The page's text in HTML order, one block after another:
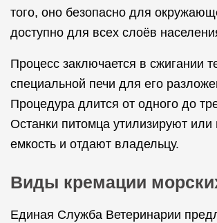
того, оно безопасно для
доступно для всех слоёв
Процесс заключается в сжигании
специальной печи для его
Процедура длится от одного до
Останки питомца утилизируют
емкость и отдают владельцу.
Виды кремации
Единая Служба Ветеринарии